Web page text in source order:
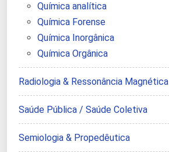
Química analítica
Química Forense
Química Inorgânica
Química Orgânica
Radiologia & Ressonância Magnética
Saúde Pública / Saúde Coletiva
Semiologia & Propedêutica